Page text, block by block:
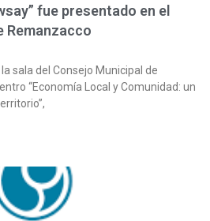
fue presentado en el
Remanzacco
sala del Consejo Municipal de
“Economía Local y Comunidad: un